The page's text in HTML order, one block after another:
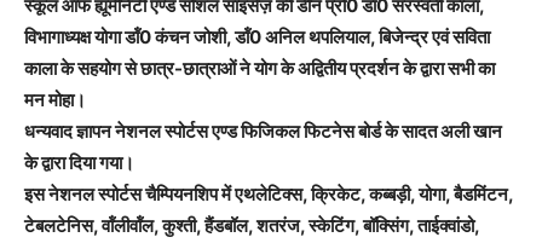
स्कूल ऑफ ह्यूमेनिटी एण्ड सोशल साइंसेज़ की डीन प्रो0 डॉं0 सरस्वती काला,
विभागाध्यक्ष योगा डॉं0 कंचन जोशी, डॉं0 अनिल थपलियाल, बिजेन्द्र एवं सविता
काला के सहयोग से छात्र-छात्राओं ने योग के अद्वितीय प्रदर्शन के द्वारा सभी का
मन मोहा।
धन्यवाद ज्ञापन नेशनल स्पोर्टस एण्ड फिजिकल फिटनेस बोर्ड के सादत अली खान
के द्वारा दिया गया।
इस नेशनल स्पोर्टस चैम्पियनशिप में एथलेटिक्स, क्रिकेट, कब्बड़ी, योगा, बैडमिंटन,
टेबलटेनिस, वॉंलीवॉंल, कुश्ती, हैंडबॉल, शतरंज, स्केटिंग, बॉक्सिंग, ताईक्वांडो,